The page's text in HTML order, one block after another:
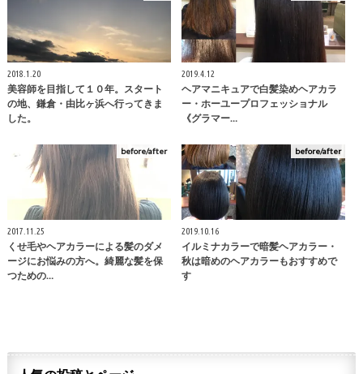
2018.1.20
美容師を目指して１０年。スタート
の地、鎌倉・由比ヶ浜へ行ってきま
した。
2019.4.12
ヘアマニキュアで白髪染めヘアカラ
ー・ホーユープロフェッショナル
《グラマー…
before/after
2017.11.25
くせ毛やヘアカラーによる髪のダメ
ージにお悩みの方へ。綺麗な髪を保
つための…
before/after
2019.10.16
イルミナカラーで暗髪ヘアカラー・
秋は暗めのヘアカラーもおすすめで
す